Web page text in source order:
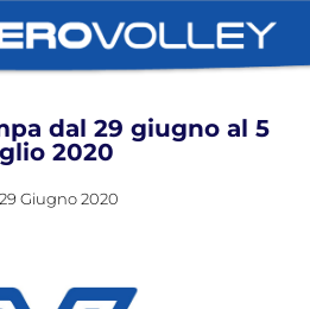
dal 29 giugno al 5
2020
29 Giugno 2020